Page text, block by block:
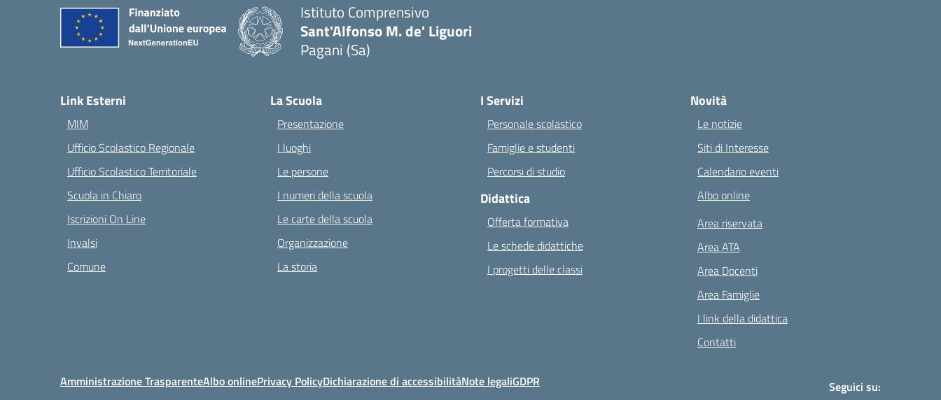
Istituto Comprensivo
Sant'Alfonso M. de' Liguori
Pagani (Sa)
Link Esterni
MIM
Ufficio Scolastico Regionale
Ufficio Scolastico Territoriale
Scuola in Chiaro
Iscrizioni On Line
Invalsi
Comune
La Scuola
Presentazione
I luoghi
Le persone
I numeri della scuola
Le carte della scuola
Organizzazione
La storia
I Servizi
Personale scolastico
Famiglie e studenti
Percorsi di studio
Didattica
Offerta formativa
Le schede didattiche
I progetti delle classi
Novità
Le notizie
Siti di Interesse
Calendario eventi
Albo online
Area riservata
Area ATA
Area Docenti
Area Famiglie
I link della didattica
Contatti
Amministrazione TrasparenteAlbo onlinePrivacy PolicyDichiarazione di accessibilitàNote legaliGDPR Seguici su: